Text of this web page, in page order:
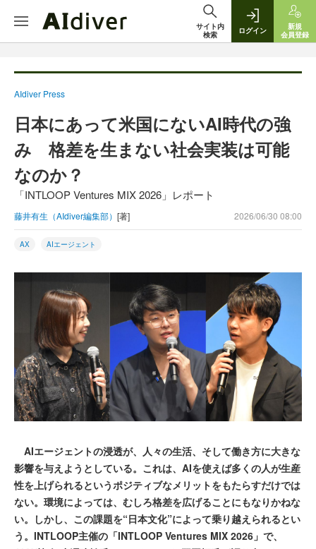
サイト内
検索
ログイン
新規
会員登録
AIdiver Press
日本にあって米国にないAI時代の強
み 格差を生まない社会実装は可能
なのか？
「INTLOOP Ventures MIX 2026」レポート
藤井有生（AIdiver編集部） [著] 2026/06/30 08:00
AX AIエージェント
AIエージェントの浸透が、人々の生活、そして働き方に大きな
影響を与えようとしている。これは、AIを使えば多くの人が生産
性を上げられるというポジティブなメリットをもたらすだけでは
ない。環境によっては、むしろ格差を広げることにもなりかねな
い。しかし、この課題を“日本文化”によって乗り越えられるとい
う。INTLOOP主催の「INTLOOP Ventures MIX 2026」で、